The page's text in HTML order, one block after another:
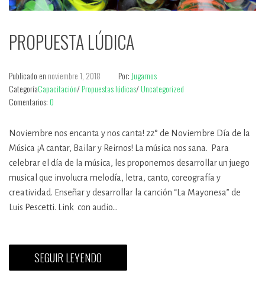
PROPUESTA LÚDICA
Publicado en noviembre 1, 2018 Por: Jugarnos
CategoríaCapacitación/Propuestas lúdicas/Uncategorized
Comentarios: 0
Noviembre nos encanta y nos canta! 22° de Noviembre Día de la
Música ¡A cantar, Bailar y Reirnos! La música nos sana. Para
celebrar el día de la música, les proponemos desarrollar un juego
musical que involucra melodía, letra, canto, coreografía y
creatividad. Enseñar y desarrollar la canción “La Mayonesa” de
Luis Pescetti. Link con audio…
SEGUIR LEYENDO